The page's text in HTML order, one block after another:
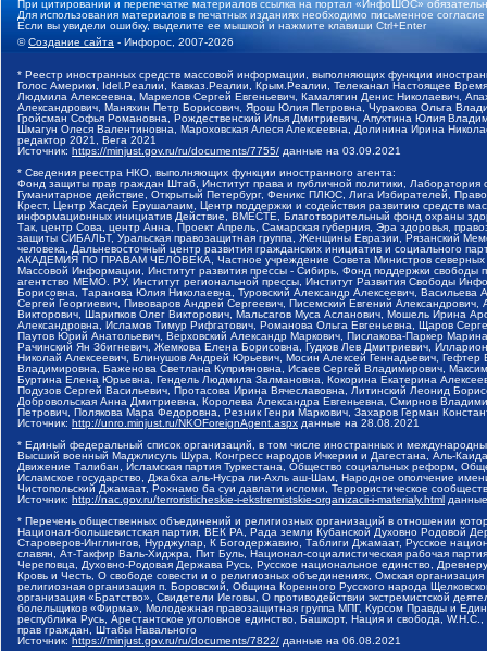
При цитировании и перепечатке материалов ссылка на портал «ИнфоШОС»
Для использования материалов в печатных изданиях необходимо письменное
Если вы увидели ошибку, выделите ее мышкой и нажмите клавиши Ctrl+Enter
©Создание сайта - Инфорос, 2007-2026
* Реестр иностранных средств массовой информации, выполняющих функции
Голос Америки, Idel.Реалии, Кавказ.Реалии, Крым.Реалии, Телеканал Настоящее
Людмила Алексеевна, Маркелов Сергей Евгеньевич, Камалягин Денис Николаевич,
Александрович, Маняхин Петр Борисович, Ярош Юлия Петровна, Чуракова Ольга
Гройсман Софья Романовна, Рождественский Илья Дмитриевич, Апухтина Юлия
Шмагун Олеся Валентиновна, Мароховская Алеся Алексеевна, Долинина Ирина
редактор 2021, Вега 2021
Источник: https://minjust.gov.ru/ru/documents/7755/ данные на 03.09.2021
* Сведения реестра НКО, выполняющих функции иностранного агента:
Фонд защиты прав граждан Штаб, Институт права и публичной политики,
Гуманитарное действие, Открытый Петербург, Феникс ПЛЮС, Лига Избирателей,
Крест, Центр Хасдей Ерушалаим, Центр поддержки и содействия развитию средств
информационных инициатив Действие, ВМЕСТЕ, Благотворительный фонд охраны
Так, центр Сова, центр Анна, Проект Апрель, Самарская губерния, Эра здоровья,
защиты СИБАЛЬТ, Уральская правозащитная группа, Женщины Евразии, Рязанский
человека, Дальневосточный центр развития гражданских инициатив и социального
АКАДЕМИЯ ПО ПРАВАМ ЧЕЛОВЕКА, Частное учреждение Совета Министров северных
Массовой Информации, Институт развития прессы - Сибирь, Фонд поддержки
агентство МЕМО. РУ, Институт региональной прессы, Институт Развития Свободы
Борисовна, Таранова Юлия Николаевна, Туровский Александр Алексеевич,
Сергей Георгиевич, Пивоваров Андрей Сергеевич, Писемский Евгений
Викторович, Шарипков Олег Викторович, Мальсагов Муса Асланович, Мошель Ирина
Александровна, Исламов Тимур Рифгатович, Романова Ольга Евгеньевна, Щаров
Паутов Юрий Анатольевич, Верховский Александр Маркович, Пислакова-Паркер
Рачинский Ян Збигневич, Жемкова Елена Борисовна, Гудков Лев Дмитриевич,
Николай Алексеевич, Блинушов Андрей Юрьевич, Мосин Алексей Геннадьевич,
Владимировна, Баженова Светлана Куприяновна, Исаев Сергей Владимирович,
Буртина Елена Юрьевна, Гендель Людмила Залмановна, Кокорина Екатерина
Подузов Сергей Васильевич, Протасова Ирина Вячеславовна, Литинский Леонид
Добровольская Анна Дмитриевна, Королева Александра Евгеньевна, Смирнов
Петрович, Полякова Мара Федоровна, Резник Генри Маркович, Захаров Герман
Источник: http://unro.minjust.ru/NKOForeignAgent.aspx данные на 28.08.2021
* Единый федеральный список организаций, в том числе иностранных и
Высший военный Маджлисуль Шура, Конгресс народов Ичкерии и Дагестана, Аль-
Движение Талибан, Исламская партия Туркестана, Общество социальных реформ,
Исламское государство, Джабха аль-Нусра ли-Ахль аш-Шам, Народное ополчение
Чистопольский Джамаат, Рохнамо ба суи давлати исломи, Террористическое
Источник: http://nac.gov.ru/terroristicheskie-i-ekstremistskie-organizacii-i-materialy.html
* Перечень общественных объединений и религиозных организаций в отношении
Национал-большевистская партия, ВЕК РА, Рада земли Кубанской Духовно Родовой
Староверов-Инглингов, Нурджулар, К Богодержавию, Таблиги Джамаат, Русское
славян, Ат-Такфир Валь-Хиджра, Пит Буль, Национал-социалистическая рабочая
Череповца, Духовно-Родовая Держава Русь, Русское национальное единство,
Кровь и Честь, О свободе совести и о религиозных объединениях, Омская
религиозная организация п. Боровский, Община Коренного Русского народа
организация «Братство», Свидетели Иеговы, О противодействии экстремистской
болельщиков «Фирма», Молодежная правозащитная группа МПГ, Курсом Правды и
республика Русь, Арестантское уголовное единство, Башкорт, Нация и свобода,
прав граждан, Штабы Навального
Источник: https://minjust.gov.ru/ru/documents/7822/ данные на 06.08.2021